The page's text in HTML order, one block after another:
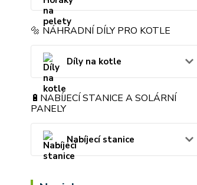
🔩 NÁHRADNÍ DÍLY PRO KOTLE
Díly na kotle
🔋NABÍJECÍ STANICE A SOLÁRNÍ
PANELY
Nabíjecí stanice